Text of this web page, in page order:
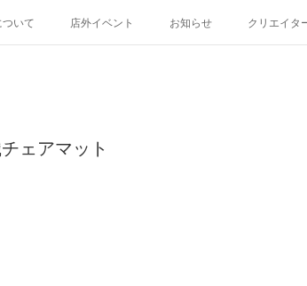
いて 店外イベント お知らせ クリエイタ
ェアマット